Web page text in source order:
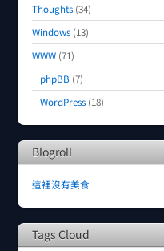
Thoughts (34)
Windows (13)
WWW (71)
phpBB (7)
WordPress (18)
Blogroll
這裡沒有美食
Tags Cloud